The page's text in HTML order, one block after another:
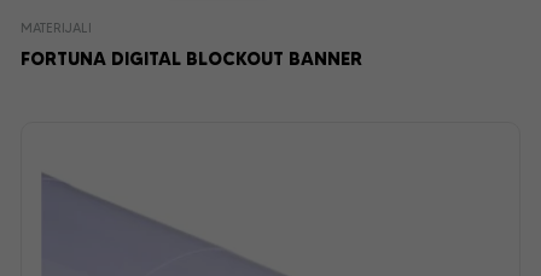
MATERIJALI
FORTUNA DIGITAL BLOCKOUT BANNER